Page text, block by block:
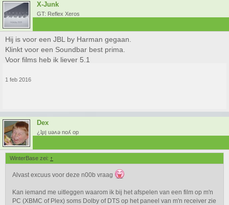
X-Junk
GT: Reflex Xeros
Hij is voor een JBL by Harman gegaan.
Klinkt voor een Soundbar best prima.
Voor films heb ik liever 5.1
1 feb 2016
Dex
¿ʇɟıן uǝʌǝ noʎ op
WinterBase zei: ↑
Alvast excuus voor deze n00b vraag
Kan iemand me uitleggen waarom ik bij het afspelen van een film op m'n
PC (XBMC of Plex) soms Dolby of DTS op het paneel van m'n receiver zie